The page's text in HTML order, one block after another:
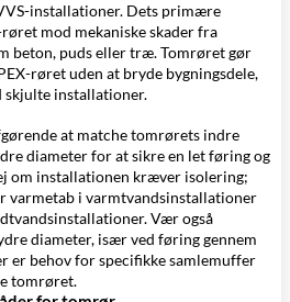
installationer. Dets primære
mod mekaniske skader fra
beton, puds eller træ. Tomrøret gør
røret uden at bryde bygningsdele,
skjulte installationer.
at matche tomrørets indre
diameter for at sikre en let føring og
om installationen kræver isolering;
varmetab i varmtvandsinstallationer
Vær også
diameter, især ved føring gennem
er behov for specifikke samlemuffer
tomrøret.